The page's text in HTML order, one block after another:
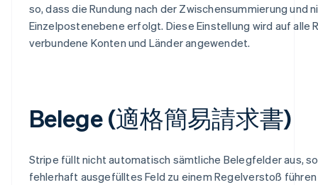
so, dass die Rundung nach der Zwischensummierung und
Einzelpostenebene erfolgt. Diese Einstellung wird auf alle
verbundene Konten und Länder angewendet.
Belege (適格簡易請求書)
Stripe füllt nicht automatisch sämtliche Belegfelder aus,
fehlerhaft ausgefülltes Feld zu einem Regelverstoß führen